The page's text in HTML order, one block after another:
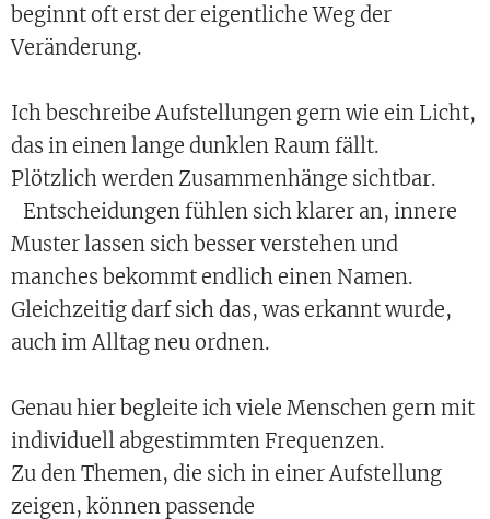
beginnt oft erst der eigentliche Weg der
Veränderung.
Ich beschreibe Aufstellungen gern wie ein Licht,
das in einen lange dunklen Raum fällt.
Plötzlich werden Zusammenhänge sichtbar.
Entscheidungen fühlen sich klarer an, innere
Muster lassen sich besser verstehen und
manches bekommt endlich einen Namen.
Gleichzeitig darf sich das, was erkannt wurde,
auch im Alltag neu ordnen.
Genau hier begleite ich viele Menschen gern mit
individuell abgestimmten Frequenzen.
Zu den Themen, die sich in einer Aufstellung
zeigen, können passende